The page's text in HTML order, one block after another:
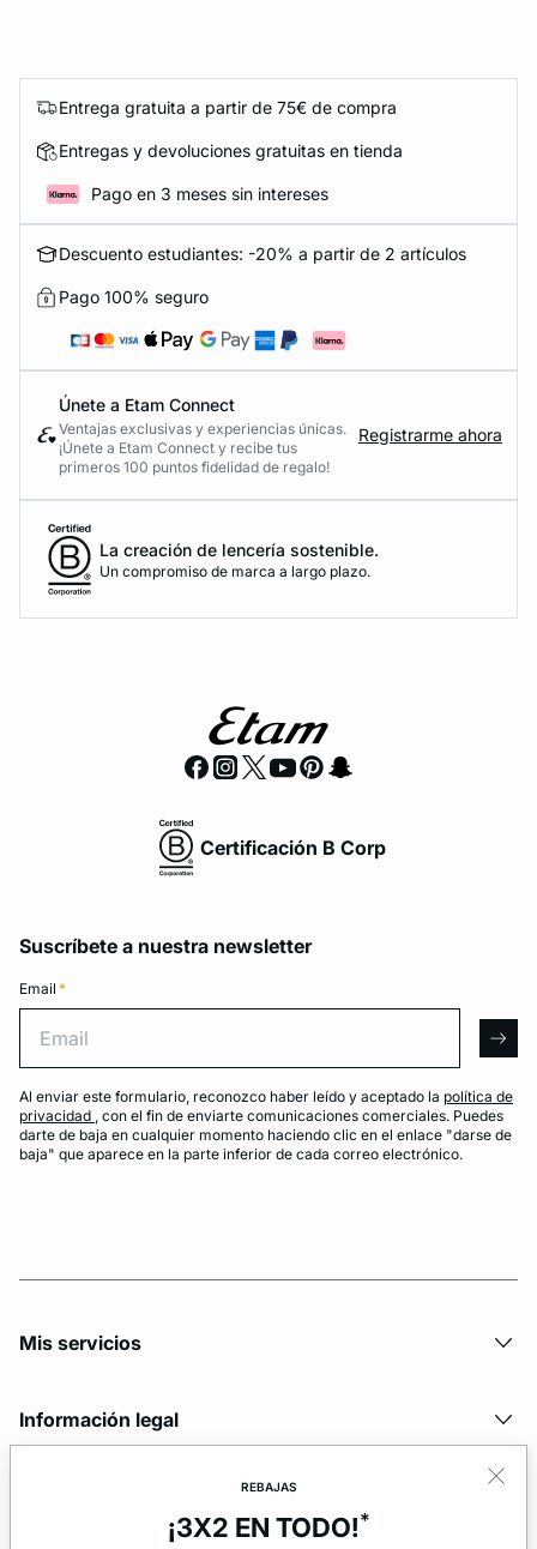
REBAJAS
¡3X2 EN TODO!*
Entrega gratuita a partir de 75€ de compra
Entregas y devoluciones gratuitas en tienda
Pago en 3 meses sin intereses
Descuento estudiantes: -20% a partir de 2 artículos
Pago 100% seguro
Únete a Etam Connect
Ventajas exclusivas y experiencias únicas.
¡Únete a Etam Connect y recibe tus
primeros 100 puntos fidelidad de regalo!
Registrarme ahora
La creación de lencería sostenible.
Un compromiso de marca a largo plazo.
Certificación B Corp
Suscríbete a nuestra newsletter
Email *
Al enviar este formulario, reconozco haber leído y aceptado la política de
privacidad , con el fin de enviarte comunicaciones comerciales. Puedes
darte de baja en cualquier momento haciendo clic en el enlace "darse de
baja" que aparece en la parte inferior de cada correo electrónico.
Mis servicios
Información legal